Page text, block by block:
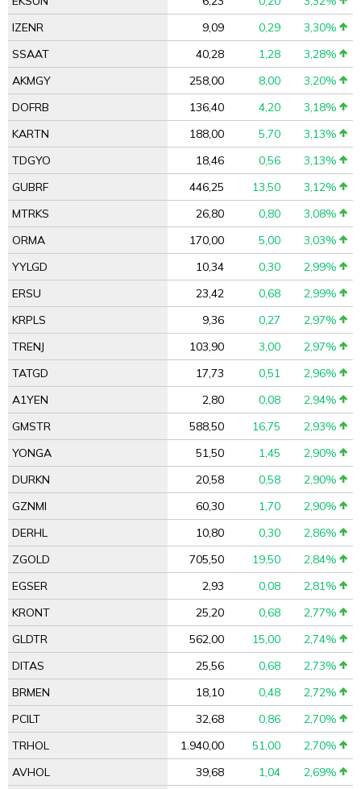
IZENR
9,09 0,29
3,30%
SSAAT
40,28 1,28
3,28%
AKMGY
258,00 8,00
3,20%
DOFRB
136,40 4,20
3,18%
KARTN
188,00 5,70
3,13%
TDGYO
18,46 0,56
3,13%
GUBRF
446,25 13,50
3,12%
MTRKS
26,80 0,80
3,08%
ORMA
170,00 5,00
3,03%
YYLGD
10,34 0,30
2,99%
ERSU
23,42 0,68
2,99%
KRPLS
9,36 0,27
2,97%
TRENJ
103,90 3,00
2,97%
TATGD
17,73 0,51
2,96%
A1YEN
2,80 0,08
2,94%
GMSTR
588,50 16,75
2,93%
YONGA
51,50 1,45
2,90%
DURKN
20,58 0,58
2,90%
GZNMI
60,30 1,70
2,90%
DERHL
10,80 0,30
2,86%
ZGOLD
705,50 19,50
2,84%
EGSER
2,93 0,08
2,81%
KRONT
25,20 0,68
2,77%
GLDTR
562,00 15,00
2,74%
DITAS
25,56 0,68
2,73%
BRMEN
18,10 0,48
2,72%
PCILT
32,68 0,86
2,70%
TRHOL
1.940,00 51,00
2,70%
AVHOL
39,68 1,04
2,69%